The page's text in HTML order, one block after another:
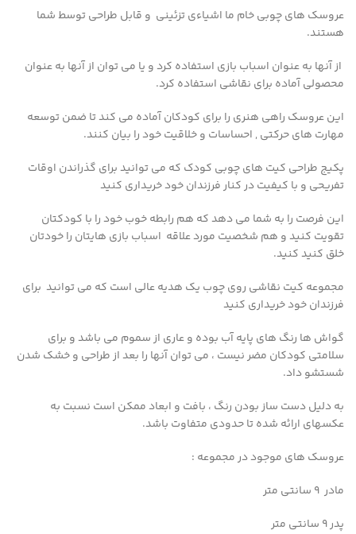
عروسک های چوبی خام ما اشیاءي تزئینی و قابل طراحی توسط شما
هستند.
از آنها به عنوان اسباب بازی استفاده کرد و یا می توان از آنها به عنوان
محصولی آماده برای نقاشی استفاده کرد.
این عروسک راهی هنری را برای کودکان آماده می کند تا ضمن توسعه
مهارت های حرکتی , احساسات و خلاقیت خود را بیان کنند.
پکیج طراحی کیت های چوبی کودک که می توانید برای گذراندن اوقات
تفریحی و با کیفیت در کنار فرزندان خود خریداری کنید
این فرصت را به شما می دهد که هم رابطه خوب خود را با کودکتان
تقویت کنید و هم شخصیت مورد علاقه اسباب بازی هایتان را خودتان
خلق کنید کنید.
مجموعه کیت نقاشی روی چوب یک هدیه عالی است که می توانید برای
فرزندان خود خریداری کنید
گواش ها رنگ های پایه آب بوده و عاری از سموم می باشد و برای
سلامتی کودکان مضر نیست ، می توان آنها را بعد از طراحی و خشک شدن
شستشو داد.
به دلیل دست ساز بودن رنگ ، بافت و ابعاد ممکن است نسبت به
عکسهای ارائه شده تا حدودی متفاوت باشد.
عروسک های موجود در مجموعه :
مادر ۹ سانتی متر
پدر ۹ سانتی متر